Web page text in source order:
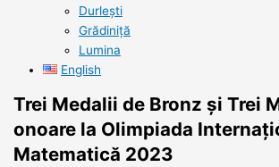
Durlești
Grădiniță
Lumina
English
Trei Medalii de Bronz și Trei
onoare la Olimpiada
Matematică 2023